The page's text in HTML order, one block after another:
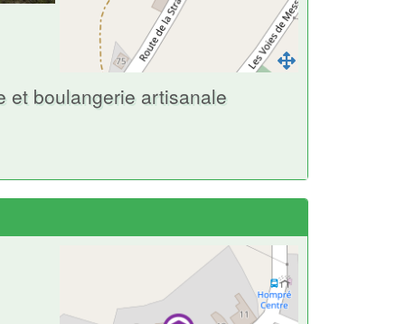
et boulangerie artisanale